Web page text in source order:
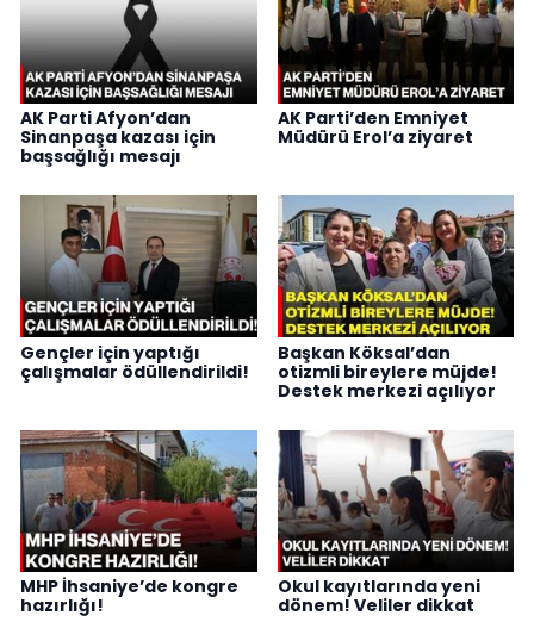
AK Parti Afyon’dan
Sinanpaşa kazası için
başsağlığı mesajı
AK Parti’den Emniyet
Müdürü Erol’a ziyaret
Gençler için yaptığı
çalışmalar ödüllendirildi!
Başkan Köksal’dan
otizmli bireylere müjde!
Destek merkezi açılıyor
MHP İhsaniye’de kongre
hazırlığı!
Okul kayıtlarında yeni
dönem! Veliler dikkat